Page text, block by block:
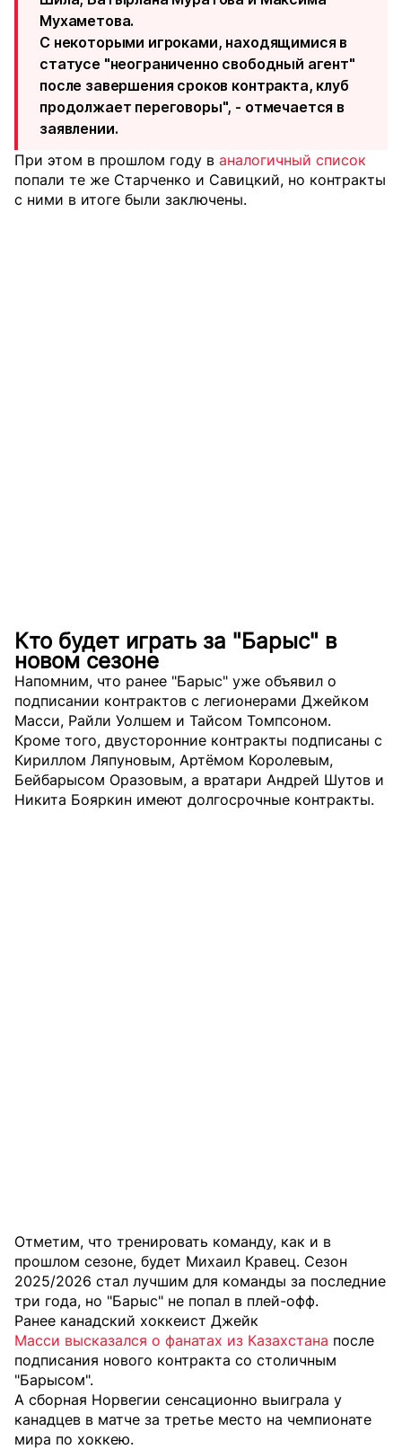
Мухаметова.
С некоторыми игроками, находящимися в
статусе "неограниченно свободный агент"
после завершения сроков контракта, клуб
продолжает переговоры", - отмечается в
заявлении.
При этом в прошлом году в аналогичный список
попали те же Старченко и Савицкий, но контракты
с ними в итоге были заключены.
Кто будет играть за "Барыс" в
новом сезоне
Напомним, что ранее "Барыс" уже объявил о
подписании контрактов с легионерами Джейком
Масси, Райли Уолшем и Тайсом Томпсоном.
Кроме того, двусторонние контракты подписаны с
Кириллом Ляпуновым, Артёмом Королевым,
Бейбарысом Оразовым, а вратари Андрей Шутов и
Никита Бояркин имеют долгосрочные контракты.
Отметим, что тренировать команду, как и в
прошлом сезоне, будет Михаил Кравец. Сезон
2025/2026 стал лучшим для команды за последние
три года, но "Барыс" не попал в плей-офф.
Ранее канадский хоккеист Джейк
Масси высказался о фанатах из Казахстана после
подписания нового контракта со столичным
"Барысом".
А сборная Норвегии сенсационно выиграла у
канадцев в матче за третье место на чемпионате
мира по хоккею.